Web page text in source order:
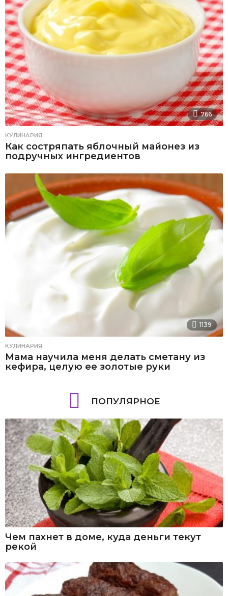
766
КУЛИНАРИЯ
Как состряпать яблочный майонез из
подручных ингредиентов
1139
КУЛИНАРИЯ
Мама научила меня делать сметану из
кефира, целую ее золотые руки
ПОПУЛЯРНОЕ
Чем пахнет в доме, куда деньги текут
рекой